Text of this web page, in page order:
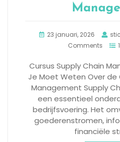
23 januari, 2026
Comments
Cursus Supply Chain
Je Moet Weten Over de
Management Supply
een essentieel
bedrijfsvoering. Het
goederenstromen,
financiële